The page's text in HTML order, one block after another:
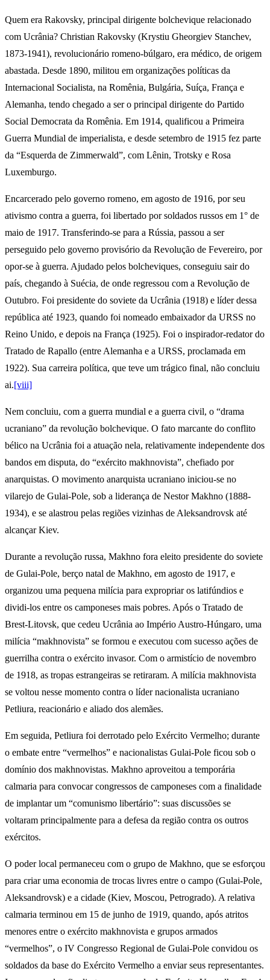
Quem era Rakovsky, principal dirigente bolchevique relacionado
com Ucrânia? Christian Rakovsky (Krystiu Gheorgiev Stanchev,
1873-1941), revolucionário romeno-búlgaro, era médico, de origem
abastada. Desde 1890, militou em organizações políticas da
Internacional Socialista, na Romênia, Bulgária, Suíça, França e
Alemanha, tendo chegado a ser o principal dirigente do Partido
Social Democrata da Romênia. Em 1914, qualificou a Primeira
Guerra Mundial de imperialista, e desde setembro de 1915 fez parte
da “Esquerda de Zimmerwald”, com Lênin, Trotsky e Rosa
Luxemburgo.
Encarcerado pelo governo romeno, em agosto de 1916, por seu
ativismo contra a guerra, foi libertado por soldados russos em 1° de
maio de 1917. Transferindo-se para a Rússia, passou a ser
perseguido pelo governo provisório da Revolução de Fevereiro, por
opor-se à guerra. Ajudado pelos bolcheviques, conseguiu sair do
país, chegando à Suécia, de onde regressou com a Revolução de
Outubro. Foi presidente do soviete da Ucrânia (1918) e líder dessa
república até 1923, quando foi nomeado embaixador da URSS no
Reino Unido, e depois na França (1925). Foi o inspirador-redator do
Tratado de Rapallo (entre Alemanha e a URSS, proclamada em
1922). Sua carreira política, que teve um trágico final, não concluiu
ai.[viii]
Nem concluiu, com a guerra mundial e a guerra civil, o “drama
ucraniano” da revolução bolchevique. O fato marcante do conflito
bélico na Ucrânia foi a atuação nela, relativamente independente dos
bandos em disputa, do “exército makhnovista”, chefiado por
anarquistas. O movimento anarquista ucraniano iniciou-se no
vilarejo de Gulai-Pole, sob a liderança de Nestor Makhno (1888-
1934), e se alastrou pelas regiões vizinhas de Aleksandrovsk até
alcançar Kiev.
Durante a revolução russa, Makhno fora eleito presidente do soviete
de Gulai-Pole, berço natal de Makhno, em agosto de 1917, e
organizou uma pequena milícia para expropriar os latifúndios e
dividi-los entre os camponeses mais pobres. Após o Tratado de
Brest-Litovsk, que cedeu Ucrânia ao Império Austro-Húngaro, uma
milícia “makhnovista” se formou e executou com sucesso ações de
guerrilha contra o exército invasor. Com o armistício de novembro
de 1918, as tropas estrangeiras se retiraram. A milícia makhnovista
se voltou nesse momento contra o líder nacionalista ucraniano
Petliura, reacionário e aliado dos alemães.
Em seguida, Petliura foi derrotado pelo Exército Vermelho; durante
o embate entre “vermelhos” e nacionalistas Gulai-Pole ficou sob o
domínio dos makhnovistas. Makhno aproveitou a temporária
calmaria para convocar congressos de camponeses com a finalidade
de implantar um “comunismo libertário”: suas discussões se
voltaram principalmente para a defesa da região contra os outros
exércitos.
O poder local permaneceu com o grupo de Makhno, que se esforçou
para criar uma economia de trocas livres entre o campo (Gulai-Pole,
Aleksandrovsk) e a cidade (Kiev, Moscou, Petrogrado). A relativa
calmaria terminou em 15 de junho de 1919, quando, após atritos
menores entre o exército makhnovista e grupos armados
“vermelhos”, o IV Congresso Regional de Gulai-Pole convidou os
soldados da base do Exército Vermelho a enviar seus representantes.